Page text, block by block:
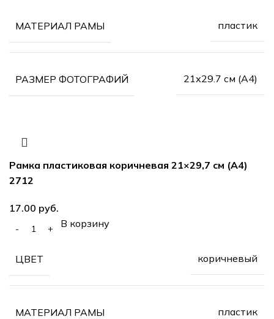
МАТЕРИАЛ РАМЫ пластик
РАЗМЕР ФОТОГРАФИЙ 21х29.7 см (А4)
Рамка пластиковая коричневая 21×29,7 см (А4)
2712
руб.
В корзину
ЦВЕТ коричневый
МАТЕРИАЛ РАМЫ пластик